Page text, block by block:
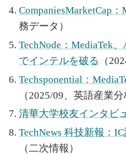
CompaniesMarketCap
務データ）
TechNode：MediaTek
でインテルを破る
（
Techsponential：
（2025/09、英語産業分
清華大学校友インタビ
TechNews 科技新報：
（二次情報）